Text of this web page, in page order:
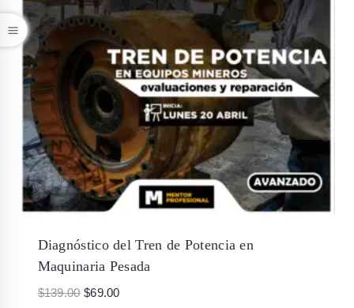
Diagnóstico del Tren de Potencia en
Maquinaria Pesada
$139.00 $69.00